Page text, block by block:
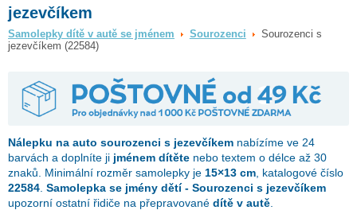
jezevčíkem
Samolepky dítě v autě se jménem Sourozenci
Sourozenci s
jezevčíkem (22584)
Nálepku na auto sourozenci s jezevčíkem nabízíme ve 24
barvách a doplníte ji jménem dítěte nebo textem o délce až 30
znaků. Minimální rozměr samolepky je 15×13 cm , katalogové číslo
22584 Samolepka se jmény dětí - Sourozenci s jezevčíkem
upozorní ostatní řidiče na přepravované dítě v autě